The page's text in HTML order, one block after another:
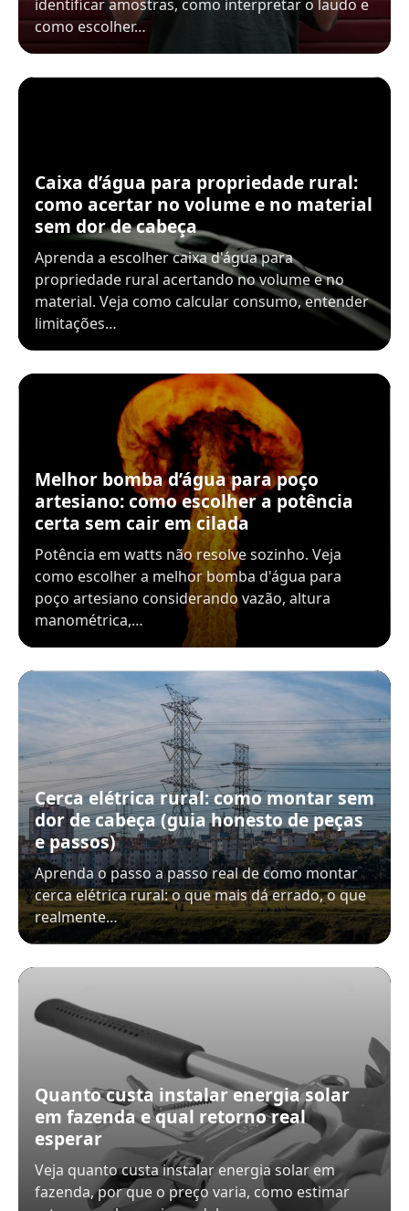
identificar amostras, como interpretar o laudo e
como escolher…
Caixa d’água para propriedade rural:
como acertar no volume e no material
sem dor de cabeça
Aprenda a escolher caixa d'água para
propriedade rural acertando no volume e no
material. Veja como calcular consumo, entender
limitações…
Melhor bomba d’água para poço
artesiano: como escolher a potência
certa sem cair em cilada
Potência em watts não resolve sozinho. Veja
como escolher a melhor bomba d'água para
poço artesiano considerando vazão, altura
manométrica,…
Cerca elétrica rural: como montar sem
dor de cabeça (guia honesto de peças
e passos)
Aprenda o passo a passo real de como montar
cerca elétrica rural: o que mais dá errado, o que
realmente…
Quanto custa instalar energia solar
em fazenda e qual retorno real
esperar
Veja quanto custa instalar energia solar em
fazenda, por que o preço varia, como estimar